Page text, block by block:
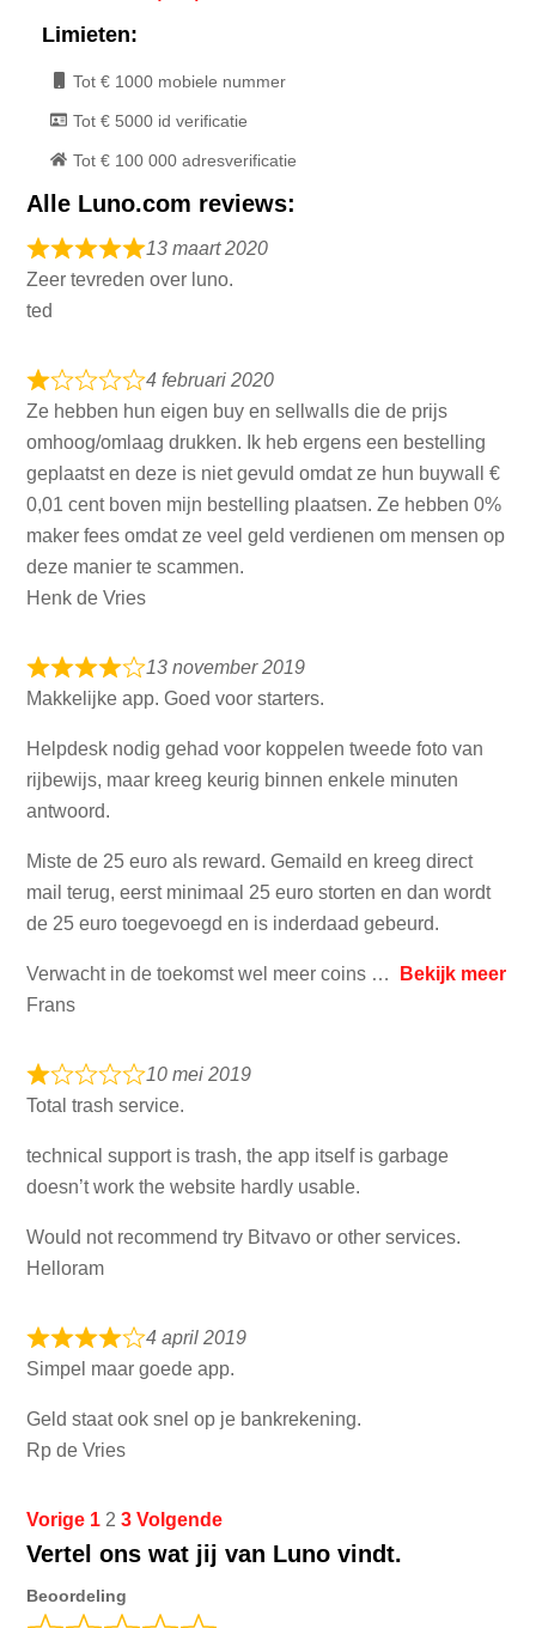
Limieten:
Tot € 1000 mobiele nummer
Tot € 5000 id verificatie
Tot € 100 000 adresverificatie
Alle Luno.com reviews:
13 maart 2020
Zeer tevreden over luno.
ted
4 februari 2020
Ze hebben hun eigen buy en sellwalls die de prijs
omhoog/omlaag drukken. Ik heb ergens een bestelling
geplaatst en deze is niet gevuld omdat ze hun buywall €
0,01 cent boven mijn bestelling plaatsen. Ze hebben 0%
maker fees omdat ze veel geld verdienen om mensen op
deze manier te scammen.
Henk de Vries
13 november 2019
Makkelijke app. Goed voor starters.
Helpdesk nodig gehad voor koppelen tweede foto van
rijbewijs, maar kreeg keurig binnen enkele minuten
antwoord.
Miste de 25 euro als reward. Gemaild en kreeg direct
mail terug, eerst minimaal 25 euro storten en dan wordt
de 25 euro toegevoegd en is inderdaad gebeurd.
Verwacht in de toekomst wel meer coins
Bekijk meer
Frans
10 mei 2019
Total trash service.
technical support is trash, the app itself is garbage
doesn’t work the website hardly usable.
Would not recommend try Bitvavo or other services.
Helloram
4 april 2019
Simpel maar goede app.
Geld staat ook snel op je bankrekening.
Rp de Vries
Site
beoordelingen
navigatie
Vorige Pagina
1 Pagina
2 Pagina
3 Volgende
Vertel ons wat jij van Luno vindt.
Beoordeling